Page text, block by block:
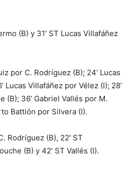
(B) y 31′ ST Lucas Villafáñez
por C. Rodríguez (B); 24’ Lucas
Lucas Villafáñez por Vélez (I); 28’
(B); 36’ Gabriel Vallés por M.
Battión por Silvera (I).
Rodríguez (B), 22′ ST
(B) y 42′ ST Vallés (I).